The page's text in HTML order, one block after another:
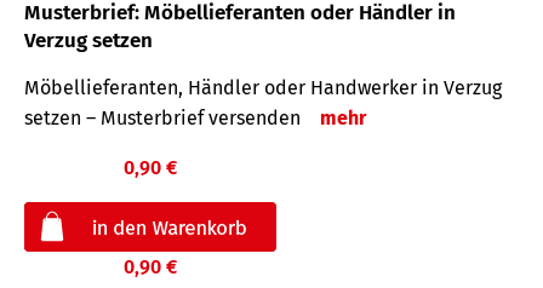
Musterbrief: Möbellieferanten oder Händler in
Verzug setzen
Möbellieferanten, Händler oder Handwerker in Verzug
setzen – Musterbrief versenden
mehr
0,90 €
0,90 €